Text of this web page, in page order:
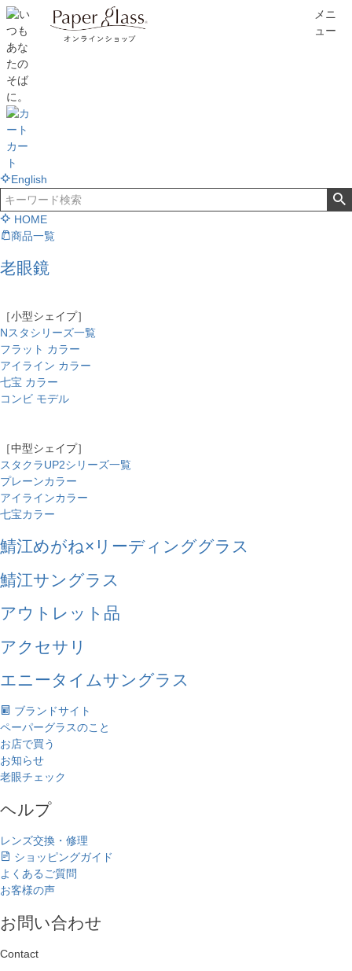
メニ
ュー
カー
ト
English
HOME
商品一覧
老眼鏡
［小型シェイプ］
Nスタシリーズ一覧
フラット カラー
アイライン カラー
七宝 カラー
コンビ モデル
［中型シェイプ］
スタクラUP2シリーズ一覧
プレーンカラー
アイラインカラー
七宝カラー
鯖江めがね×リーディンググラス
鯖江サングラス
アウトレット品
アクセサリ
エニータイムサングラス
ブランドサイト
ペーパーグラスのこと
お店で買う
お知らせ
老眼チェック
ヘルプ
レンズ交換・修理
ショッピングガイド
よくあるご質問
お客様の声
お問い合わせ
Contact